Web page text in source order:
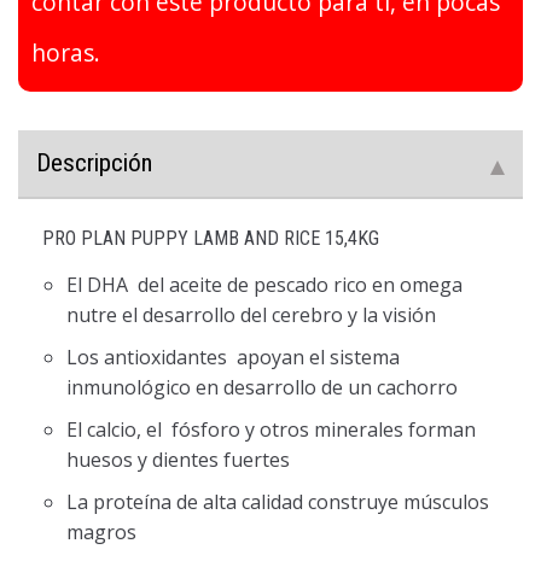
horas.
Descripción
PRO PLAN PUPPY LAMB AND RICE 15,4KG
El DHA del aceite de pescado rico en omega
nutre el desarrollo del cerebro y la visión
Los antioxidantes apoyan el sistema
inmunológico en desarrollo de un cachorro
El calcio, el fósforo y otros minerales forman
huesos y dientes fuertes
La proteína de alta calidad construye músculos
magros